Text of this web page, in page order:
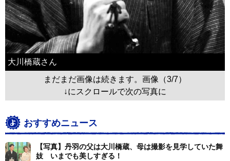
大川橋蔵さん
まだまだ画像は続きます。画像（3/7）
↓にスクロールで次の写真に
おすすめニュース
【写真】丹羽の父は大川橋蔵、母は撮影を見学していた舞
妓 いまでも美しすぎる！